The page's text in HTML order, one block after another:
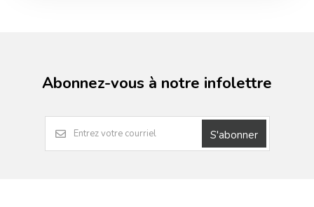
Abonnez-vous à notre infolettre
S'abonner